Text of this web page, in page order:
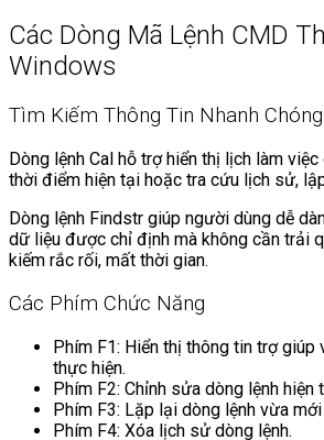
Các Dòng Mã Lệnh CMD
Windows
Tìm Kiếm Thông Tin Nhanh Chóng
Dòng lệnh Cal hỗ trợ hiển thị lịch làm
thời điểm hiện tại hoặc tra cứu lịch sử,
Dòng lệnh Findstr giúp người dùng dễ
dữ liệu được chỉ định mà không cần trải
kiếm rắc rối, mất thời gian.
Các Phím Chức Năng
Phím F1: Hiển thị thông tin trợ giúp
thực hiện.
Phím F2: Chỉnh sửa dòng lệnh hiện
Phím F3: Lặp lại dòng lệnh vừa
Phím F4: Xóa lịch sử dòng lệnh.